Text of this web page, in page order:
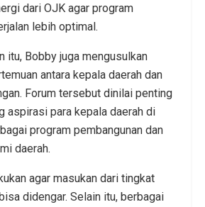
dari OJK agar program
lebih optimal.
itu, Bobby juga mengusulkan
antara kepala daerah dan
Forum tersebut dinilai penting
aspirasi para kepala daerah di
program pembangunan dan
daerah.
agar masukan dari tingkat
didengar. Selain itu, berbagai